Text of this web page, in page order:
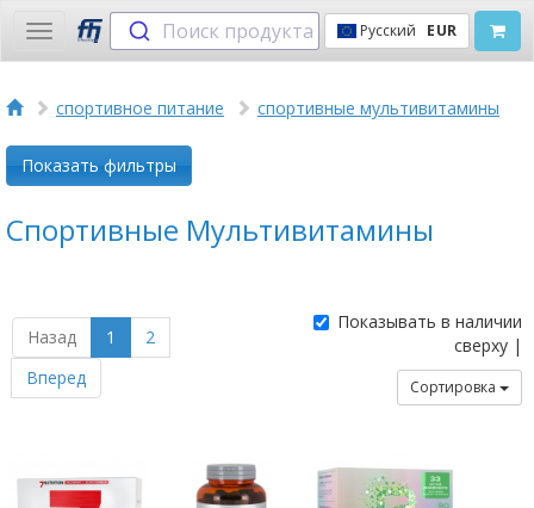
Toggle
navigation
Поиск продукта Русский EUR
спортивное питание спортивные мультивитамины
Показать фильтры
Спортивные Мультивитамины
Назад 1
2
Вперед
Показывать в наличии
сверху |
Сортировка